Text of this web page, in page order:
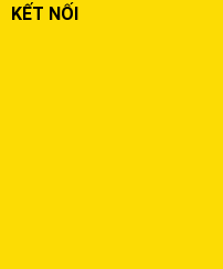
KẾT NỐI